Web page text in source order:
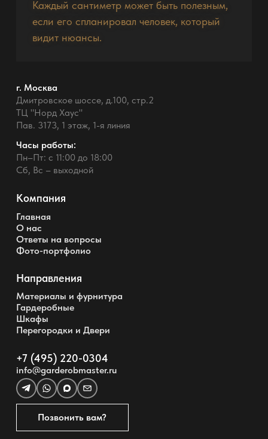
Каждый сантиметр может быть полезным,
если его спланировал человек, который
видит нюансы.
г. Москва
Дмитровское шоссе, д.100, стр.2
ТЦ "Норд Хаус"
Пав. 3173, 1 этаж, 1-я линия
Часы работы:
Пн–Пт: с 11:00 до 18:00
Сб, Вс – выходной
Компания
Главная
О нас
Ответы на вопросы
Фото-портфолио
Направления
Материалы и фурнитура
Гардеробные
Шкафы
Перегородки и Двери
+7 (495) 220-0304
info@garderobmaster.ru
Позвонить вам?